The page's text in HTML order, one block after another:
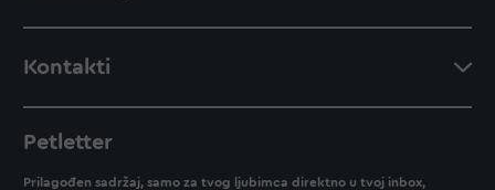
Kontakti
Petletter
Prilagođen sadržaj, samo za tvog ljubimca direktno u tvoj inbox,